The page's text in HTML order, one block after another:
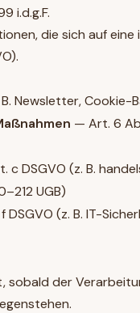
i.d.g.F.
die sich auf
Newsletter, Cookie-
— Art. 6
c DSGVO (z. B.
UGB)
DSGVO (z. B. IT-
sobald der